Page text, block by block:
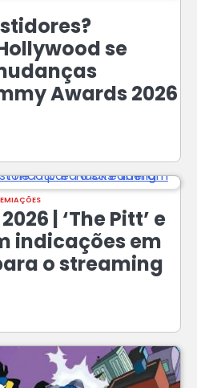
se
Awards 2026
| ‘The Pitt’ e
indicações em
o streaming